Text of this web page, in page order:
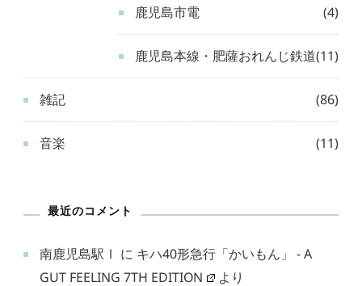
鹿児島市電 (4)
鹿児島本線・肥薩おれんじ鉄道(11)
雑記 (86)
音楽 (11)
最近のコメント
南鹿児島駅Ⅰ に キハ40形急行「かいもん」 - A
GUT FEELING 7TH EDITION
より